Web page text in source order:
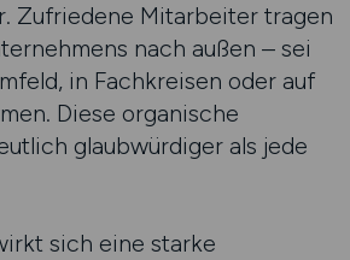
Zufriedene Mitarbeiter tragen
nach außen – sei
in Fachkreisen oder auf
Diese organische
glaubwürdiger als jede
sich eine starke